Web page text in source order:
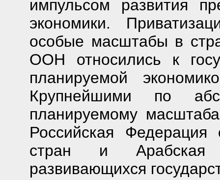
импульсом развития
экономики.
особые масштабы в
ООН относились к
планируемой
Крупнейшими по
планируемому
Российская Федерация
стран и Арабская
развивающихся